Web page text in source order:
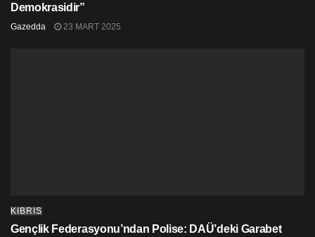
Demokrasidir”
Gazedda 23 MART 2025
KIBRIS
Gençlik Federasyonu’ndan Polise: DAÜ’deki Garabet